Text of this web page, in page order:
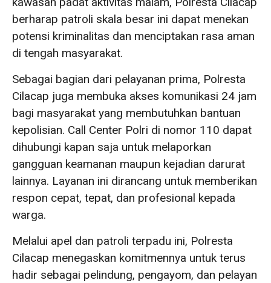
berharap patroli skala besar ini dapat menekan
potensi kriminalitas dan menciptakan rasa aman
di tengah masyarakat.
Sebagai bagian dari pelayanan prima, Polresta
Cilacap juga membuka akses komunikasi 24 jam
bagi masyarakat yang membutuhkan bantuan
kepolisian. Call Center Polri di nomor 110 dapat
dihubungi kapan saja untuk melaporkan
gangguan keamanan maupun kejadian darurat
lainnya. Layanan ini dirancang untuk memberikan
respon cepat, tepat, dan profesional kepada
warga.
Melalui apel dan patroli terpadu ini, Polresta
Cilacap menegaskan komitmennya untuk terus
hadir sebagai pelindung, pengayom, dan pelayan